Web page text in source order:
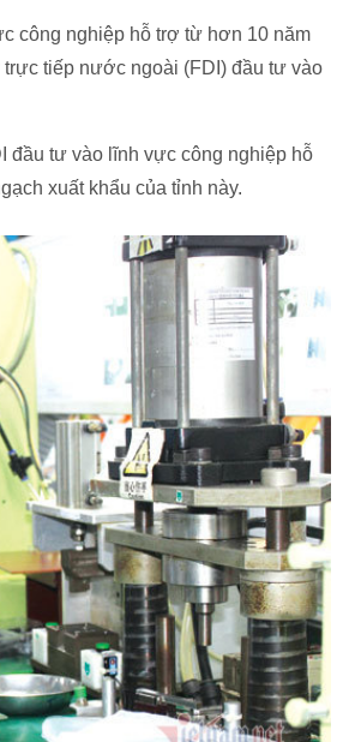
công nghiệp hỗ trợ từ hơn 10 năm
tiếp nước ngoài (FDI) đầu tư vào
đầu tư vào lĩnh vực công nghiệp hỗ
xuất khẩu của tỉnh này.